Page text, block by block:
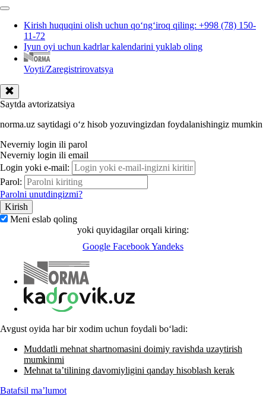
Kirish huquqini olish uchun qoʻngʻiroq qiling: +998 (78) 150-
11-72
Iyun oyi uchun kadrlar kalendarini yuklab oling
Voyti/Zaregistrirovatsya
Saytda avtorizatsiya
norma.uz saytidagi oʻz hisob yozuvingizdan foydalanishingiz mumkin
Neverniy login ili parol
Neverniy login ili email
Login yoki e-mail:
Parol:
Parolni unutdingizmi?
Meni eslab qoling
yoki quyidagilar orqali kiring:
Google FacebookYandeks
Avgust oyida har bir хodim uchun foydali boʻladi:
Muddatli mehnat shartnomasini doimiy ravishda uzaytirish
mumkinmi
Mehnat ta’tilining davomiyligini qanday hisoblash kerak
Batafsil ma’lumot